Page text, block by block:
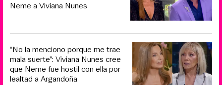
Neme a Viviana Nunes
“No la menciono porque me trae
mala suerte”: Viviana Nunes cree
que Neme fue hostil con ella por
lealtad a Argandoña